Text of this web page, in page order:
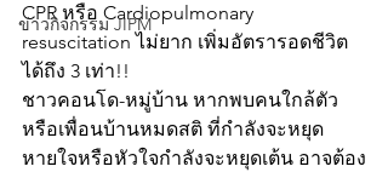
ข่าวกิจกรรม JIPM
CPR หรือ Cardiopulmonary
resuscitation ไม่ยาก เพิ่มอัตรารอดชีวิต
ได้ถึง 3 เท่า!!
ชาวคอนโด-หมู่บ้าน หากพบคนใกล้ตัว
หรือเพื่อนบ้านหมดสติ ที่กำลังจะหยุด
หายใจหรือหัวใจกำลังจะหยุดเต้น อาจต้อง